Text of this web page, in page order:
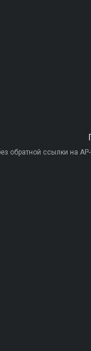
обратной ссылки на